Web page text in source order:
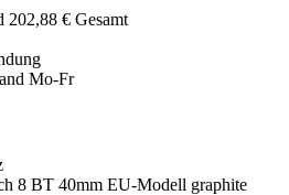
202,88 € Gesamt
Mo-Fr
8 BT 40mm EU-Modell graphite